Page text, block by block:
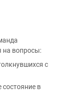
на вопросы:
с
в